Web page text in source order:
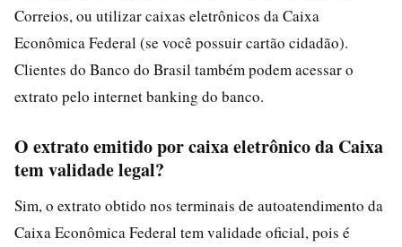
Correios, ou utilizar caixas eletrônicos da Caixa
Econômica Federal (se você possuir cartão cidadão).
Clientes do Banco do Brasil também podem acessar o
extrato pelo internet banking do banco.
O extrato emitido por caixa eletrônico da Caixa
tem validade legal?
Sim, o extrato obtido nos terminais de autoatendimento da
Caixa Econômica Federal tem validade oficial, pois é